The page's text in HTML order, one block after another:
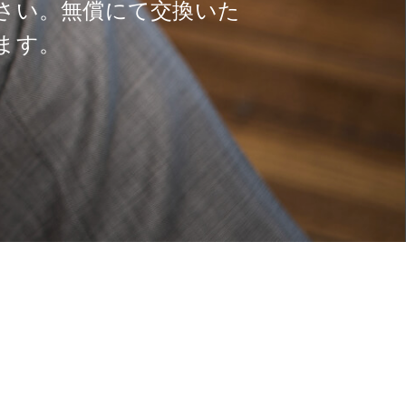
い。無償にて交換いた
す。